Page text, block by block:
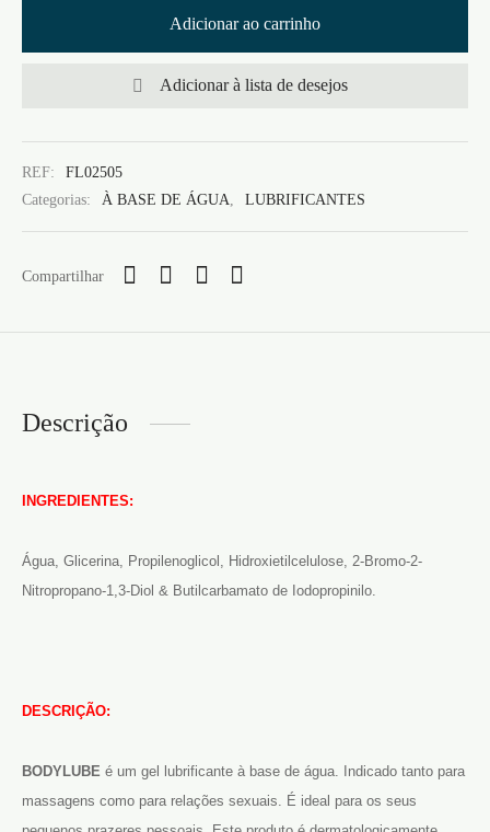
Adicionar ao carrinho
Adicionar à lista de desejos
REF:
FL02505
Categorias:
À BASE DE ÁGUA LUBRIFICANTES
Compartilhar
Descrição
INGREDIENTES:
Água, Glicerina, Propilenoglicol, Hidroxietilcelulose, 2-Bromo-2-
Nitropropano-1,3-Diol & Butilcarbamato de Iodopropinilo.
DESCRIÇÃO:
BODYLUBE é um gel lubrificante à base de água. Indicado tanto para
massagens como para relações sexuais. É ideal para os seus